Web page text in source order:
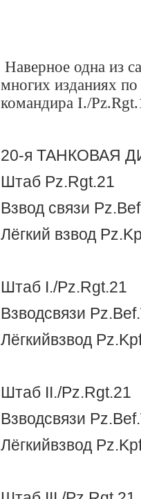
Наверное одна из
многих изданиях
командира I./
20-я ТАНКОВАЯ
Штаб Pz.Rgt.21
Взвод связи
Лёгкий взвод
ШтабI./Pz.Rgt.21
Взводсвязи
Лёгкийвзвод
ШтабII./Pz.Rgt.21
Взводсвязи
Лёгкийвзвод